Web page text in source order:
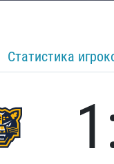
Статистика